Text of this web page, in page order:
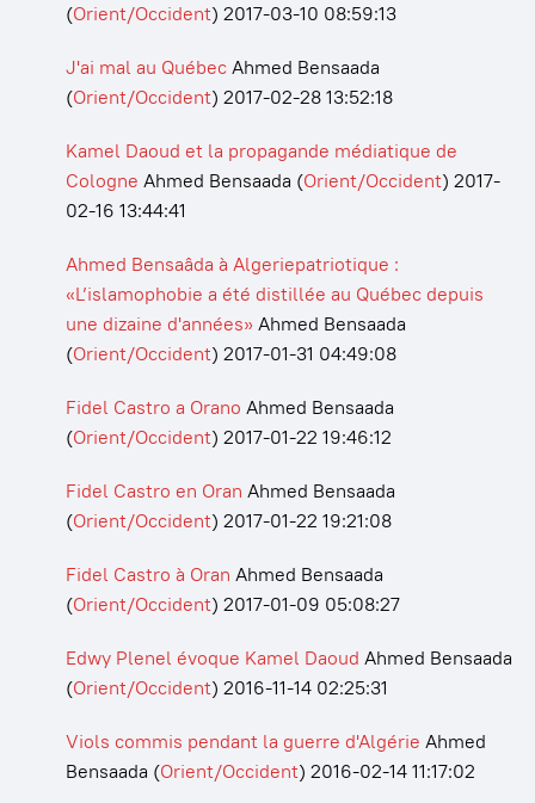
(Orient/Occident) 2017-03-10 08:59:13
J'ai mal au QuébecAhmed Bensaada
(Orient/Occident) 2017-02-28 13:52:18
Kamel Daoud et la propagande médiatique de
Cologne Ahmed Bensaada (Orient/Occident) 2017-
02-16 13:44:41
Ahmed Bensaâda à Algeriepatriotique :
«L’islamophobie a été distillée au Québec depuis
une dizaine d'années» Ahmed Bensaada
(Orient/Occident) 2017-01-31 04:49:08
Fidel Castro a Orano Ahmed Bensaada
(Orient/Occident) 2017-01-22 19:46:12
Fidel Castro en Oran Ahmed Bensaada
(Orient/Occident) 2017-01-22 19:21:08
Fidel Castro à Oran Ahmed Bensaada
(Orient/Occident) 2017-01-09 05:08:27
Edwy Plenel évoque Kamel Daoud Ahmed Bensaada
(Orient/Occident) 2016-11-14 02:25:31
Viols commis pendant la guerre d'Algérie Ahmed
Bensaada (Orient/Occident) 2016-02-14 11:17:02